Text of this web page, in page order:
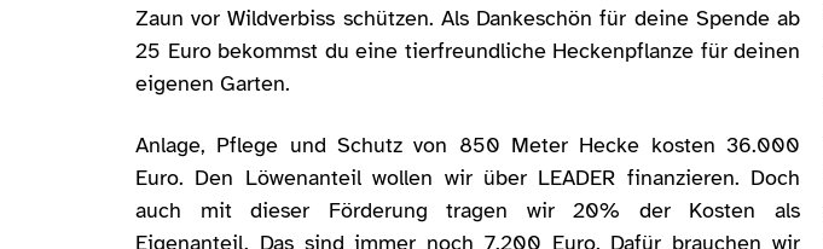
Zaun vor Wildverbiss schützen. Als Dankeschön für deine Spende ab
25 Euro bekommst du eine tierfreundliche Heckenpflanze für deinen
eigenen Garten.
Anlage, Pflege und Schutz von 850 Meter Hecke kosten 36.000
Euro. Den Löwenanteil wollen wir über LEADER finanzieren. Doch
auch mit dieser Förderung tragen wir 20% der Kosten als
Eigenanteil. Das sind immer noch 7.200 Euro. Dafür brauchen wir